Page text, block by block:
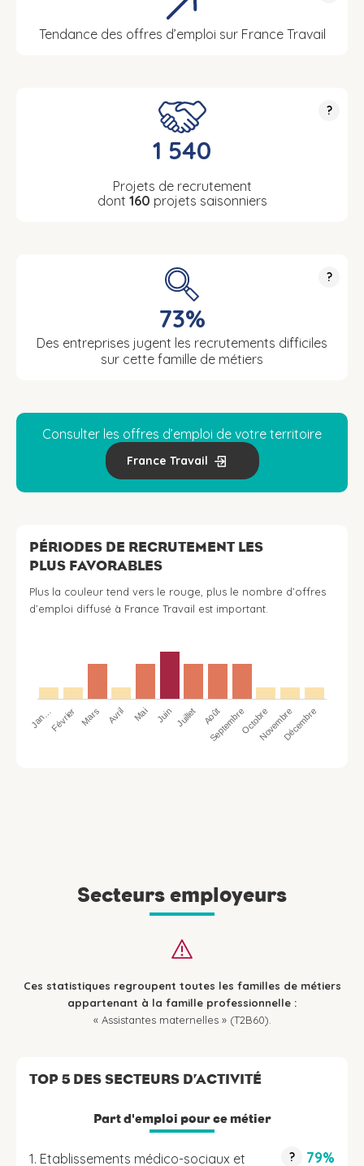
Tendance des offres d’emploi sur France Travail
?
1 540
Projets de recrutement
dont 160 projets saisonniers
?
73%
Des entreprises jugent les recrutements difficiles
sur cette famille de métiers
Consulter les offres d’emploi de votre territoire
France Travail
PÉRIODES DE RECRUTEMENT LES
PLUS FAVORABLES
Plus la couleur tend vers le rouge, plus le nombre d’offres
d’emploi diffusé à France Travail est important.
Jan…Février Mars Avril Mai Juin Juillet Août
SeptembreOctobreNovembreDécembre
Secteurs employeurs
Ces statistiques regroupent toutes les familles de métiers
appartenant à la famille professionnelle :
« Assistantes maternelles » (T2B60).
TOP 5 DES SECTEURS D’ACTIVITÉ
Part d'emploi pour ce métier
1. Etablissements médico-sociaux et ? 79%